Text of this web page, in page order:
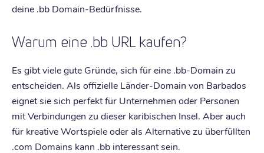
deine .bb Domain-Bedürfnisse.
Warum eine .bb URL kaufen?
Es gibt viele gute Gründe, sich für eine .bb-Domain zu
entscheiden. Als offizielle Länder-Domain von Barbados
eignet sie sich perfekt für Unternehmen oder Personen
mit Verbindungen zu dieser karibischen Insel. Aber auch
für kreative Wortspiele oder als Alternative zu überfüllten
.com Domains kann .bb interessant sein.